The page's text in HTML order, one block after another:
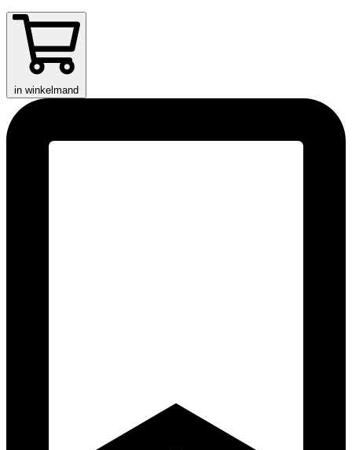
in winkelmand